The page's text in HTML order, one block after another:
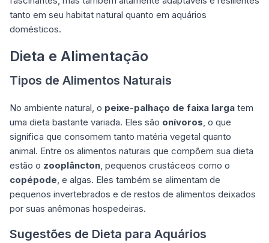
tanto em seu habitat natural quanto em aquários
domésticos.
Dieta e Alimentação
Tipos de Alimentos Naturais
No ambiente natural, o peixe-palhaço de faixa larga tem
uma dieta bastante variada. Eles são onívoros, o que
significa que consomem tanto matéria vegetal quanto
animal. Entre os alimentos naturais que compõem sua dieta
estão o zooplâncton, pequenos crustáceos como o
copépode, e algas. Eles também se alimentam de
pequenos invertebrados e de restos de alimentos deixados
por suas anêmonas hospedeiras.
Sugestões de Dieta para Aquários